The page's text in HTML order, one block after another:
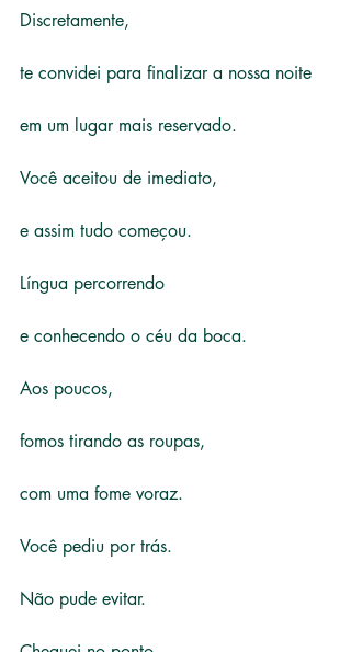
Discretamente,
te convidei para finalizar a nossa noite
em um lugar mais reservado.
Você aceitou de imediato,
e assim tudo começou.
Língua percorrendo
e conhecendo o céu da boca.
Aos poucos,
fomos tirando as roupas,
com uma fome voraz.
Você pediu por trás.
Não pude evitar.